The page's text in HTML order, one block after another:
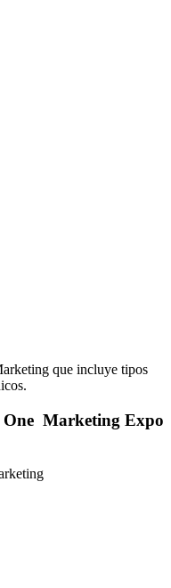
One Marketing Expo